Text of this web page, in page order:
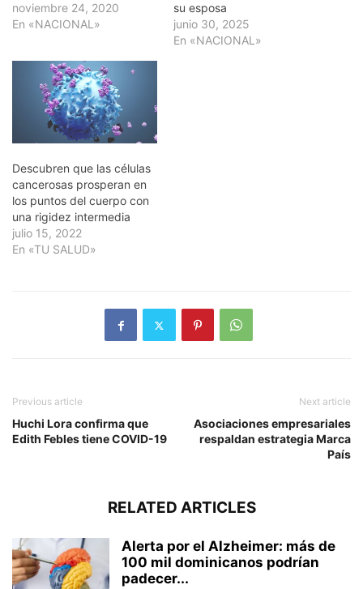
noviembre 24, 2020
En «NACIONAL»
su esposa
junio 30, 2025
En «NACIONAL»
Descubren que las células
cancerosas prosperan en
los puntos del cuerpo con
una rigidez intermedia
julio 15, 2022
En «TU SALUD»
Previous article
Huchi Lora confirma que
Edith Febles tiene COVID-19
Next article
Asociaciones empresariales
respaldan estrategia Marca
País
RELATED ARTICLES
Alerta por el Alzheimer: más de
100 mil dominicanos podrían
padecer...